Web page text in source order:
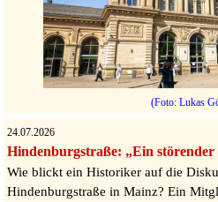
(Foto: Lukas
24.07.2026
Hindenburgstraße: „Ein
Wie blickt ein Historiker auf die
Hindenburgstraße in Mainz? Ein